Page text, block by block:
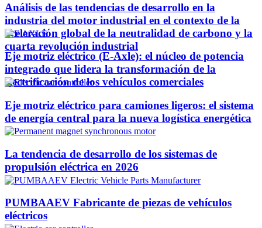
Análisis de las tendencias de desarrollo en la
industria del motor industrial en el contexto de la
aceleración global de la neutralidad de carbono y la
cuarta revolución industrial
Eje motriz eléctrico (E-Axle): el núcleo de potencia
integrado que lidera la transformación de la
electrificación de los vehículos comerciales
Eje motriz eléctrico para camiones ligeros: el sistema
de energía central para la nueva logística energética
La tendencia de desarrollo de los sistemas de
propulsión eléctrica en 2026
PUMBAAEV Fabricante de piezas de vehículos
eléctricos